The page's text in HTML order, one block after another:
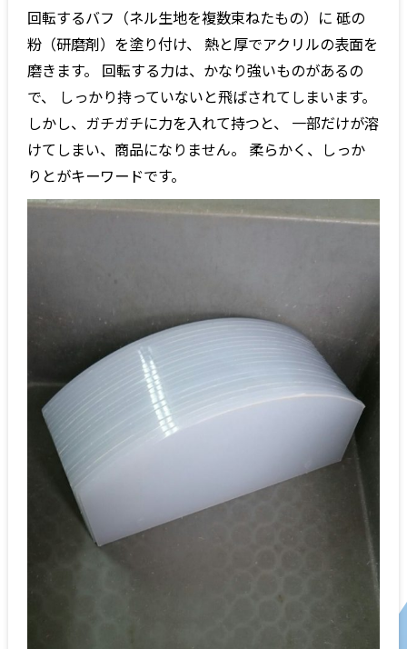
回転するバフ（ネル生地を複数束ねたもの）に 砥の
粉（研磨剤）を塗り付け、 熱と厚でアクリルの表面を
磨きます。 回転する力は、かなり強いものがあるの
で、 しっかり持っていないと飛ばされてしまいます。
しかし、ガチガチに力を入れて持つと、 一部だけが溶
けてしまい、商品になりません。 柔らかく、しっか
りとがキーワードです。